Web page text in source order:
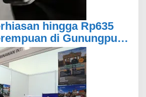
hingga Rp635
di Gunungputri